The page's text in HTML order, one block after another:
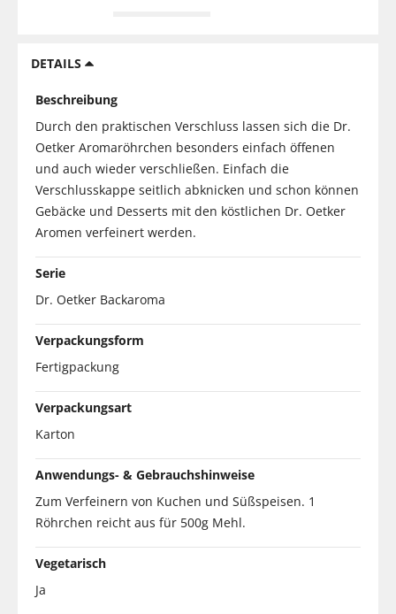
DETAILS
Beschreibung
Durch den praktischen Verschluss lassen sich die Dr.
Oetker Aromaröhrchen besonders einfach öffenen
und auch wieder verschließen. Einfach die
Verschlusskappe seitlich abknicken und schon können
Gebäcke und Desserts mit den köstlichen Dr. Oetker
Aromen verfeinert werden.
Serie
Dr. Oetker Backaroma
Verpackungsform
Fertigpackung
Verpackungsart
Karton
Anwendungs- & Gebrauchshinweise
Zum Verfeinern von Kuchen und Süßspeisen. 1
Röhrchen reicht aus für 500g Mehl.
Vegetarisch
Ja